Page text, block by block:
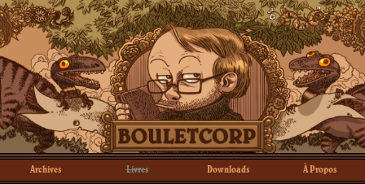
Archives Livres Downloads À Propos